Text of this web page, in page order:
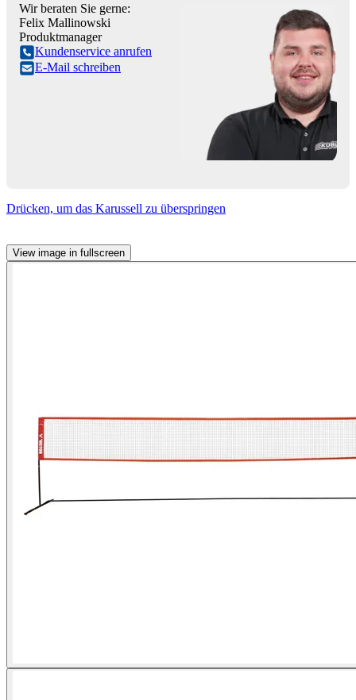
Wir beraten Sie gerne:
Felix Mallinowski
Produktmanager
Kundenservice anrufen
E-Mail schreiben
Drücken, um das Karussell zu überspringen
View image in fullscreen